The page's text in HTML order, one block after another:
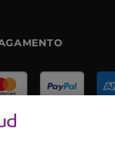
Italia S.r.l.
5, 20017 Rho (MI)